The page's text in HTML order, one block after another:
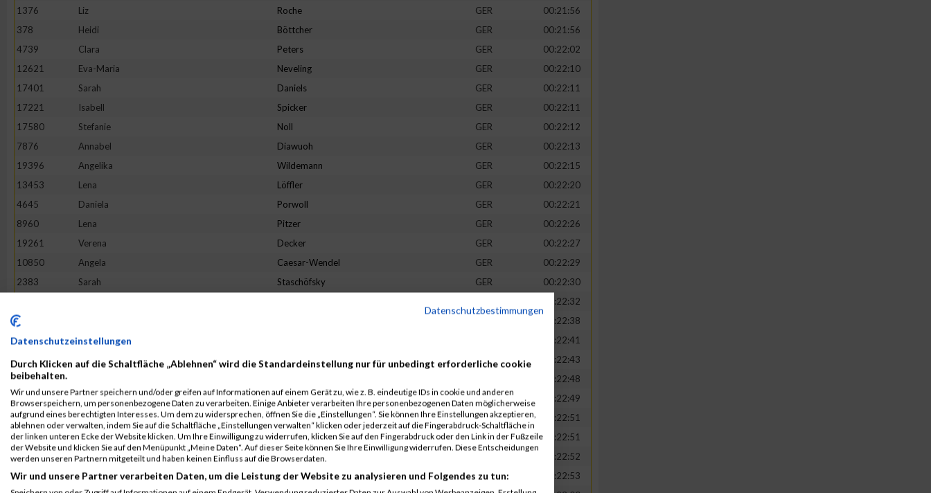
1376
Liz Roche GER
00:21:56
378
Heidi Böttcher GER
00:21:56
4739
Clara Peters GER
00:22:02
12621
Eva-Maria Neveling GER
00:22:10
17401
Sarah Daniels GER
00:22:11
17221
Isabell Spicker GER
00:22:11
17580
Stefanie Noll GER
00:22:12
7876
Annabel Diawuoh GER
00:22:13
19396
Angelika Wildemann GER
00:22:15
13453
Lena Löffler GER
00:22:20
4645
Daniela Porwoll GER
00:22:21
8960
Lena Pitzer GER
00:22:26
19261
Verena Decker GER
00:22:27
10850
Angela Caesar-Wendel GER
00:22:29
2383
Sarah Staschöfsky GER
00:22:30
00:22:32
10079
00:22:38
18862
Tineke
00:22:41
18205
Sandra Hermann GER
00:22:43
3475
00:22:48
16268
Lotte Lehmbruck GER
00:22:49
5049
Sabine Eim GER
00:22:51
7653
Franziska Flügge GER
00:22:51
1380
Jeanne Li Voß
00:22:52
6002
Julia Halberstadt GER
00:22:53
Datenschutzbestimmungen
Datenschutzeinstellungen
Durch Klicken auf die Schaltfläche „Ablehnen“ wird die Standardeinstellung nur für unbedingt erforderliche cookie
beibehalten.
Wir und unsere Partner speichern und/oder greifen auf Informationen auf einem Gerät zu, wie z. B. eindeutige IDs in cookie und anderen
Browserspeichern, um personenbezogene Daten zu verarbeiten. Einige Anbieter verarbeiten Ihre personenbezogenen Daten möglicherweise
aufgrund eines berechtigten Interesses. Um dem zu widersprechen, öffnen Sie die „Einstellungen“. Sie können Ihre Einstellungen akzeptieren,
ablehnen oder verwalten, indem Sie auf die Schaltfläche „Einstellungen verwalten“ klicken oder jederzeit auf die Fingerabdruck-Schaltfläche in
der linken unteren Ecke der Website klicken. Um Ihre Einwilligung zu widerrufen, klicken Sie auf den Fingerabdruck oder den Link in der Fußzeile
der Website und klicken Sie auf den Menüpunkt „Meine Daten“. Auf dieser Seite können Sie Ihre Einwilligung widerrufen. Diese Entscheidungen
werden unseren Partnern mitgeteilt und haben keinen Einfluss auf die Browserdaten.
Wir und unsere Partner verarbeiten Daten, um die Leistung der Website zu analysieren und Folgendes zu tun: